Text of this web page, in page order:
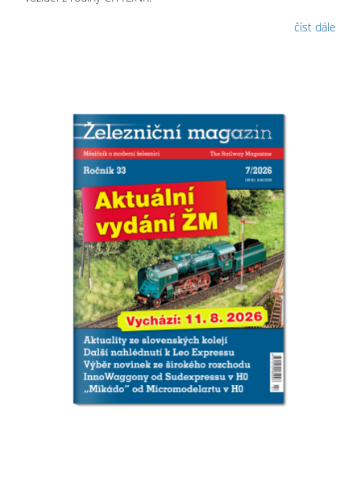
číst dále